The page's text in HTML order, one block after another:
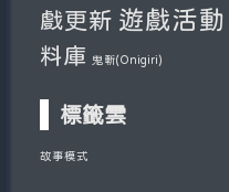
戲更新 遊戲活動
料庫
鬼斬(Onigiri)
標籤雲
故事模式